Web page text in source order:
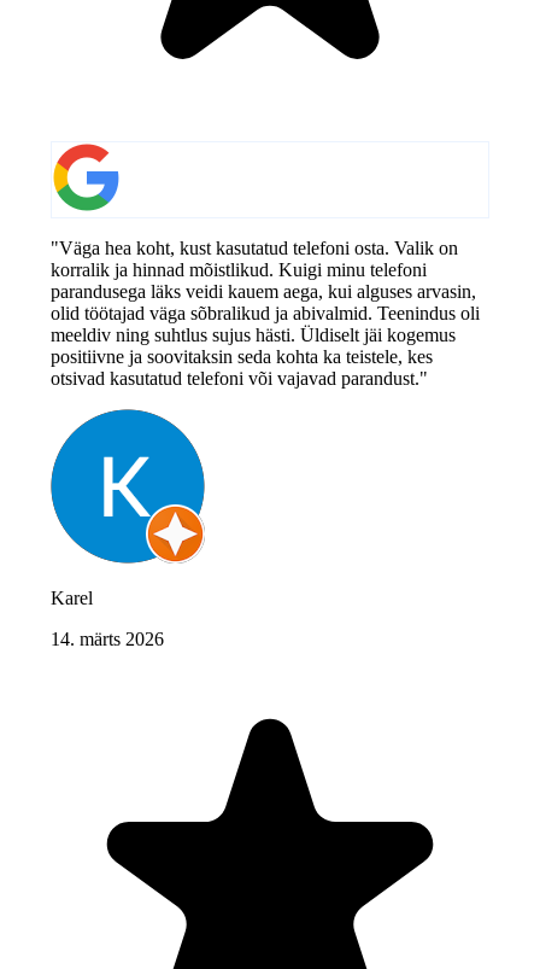
"Väga hea koht, kust kasutatud telefoni osta. Valik on
korralik ja hinnad mõistlikud. Kuigi minu telefoni
parandusega läks veidi kauem aega, kui alguses arvasin,
olid töötajad väga sõbralikud ja abivalmid. Teenindus oli
meeldiv ning suhtlus sujus hästi. Üldiselt jäi kogemus
positiivne ja soovitaksin seda kohta ka teistele, kes
otsivad kasutatud telefoni või vajavad parandust."
Karel
14. märts 2026